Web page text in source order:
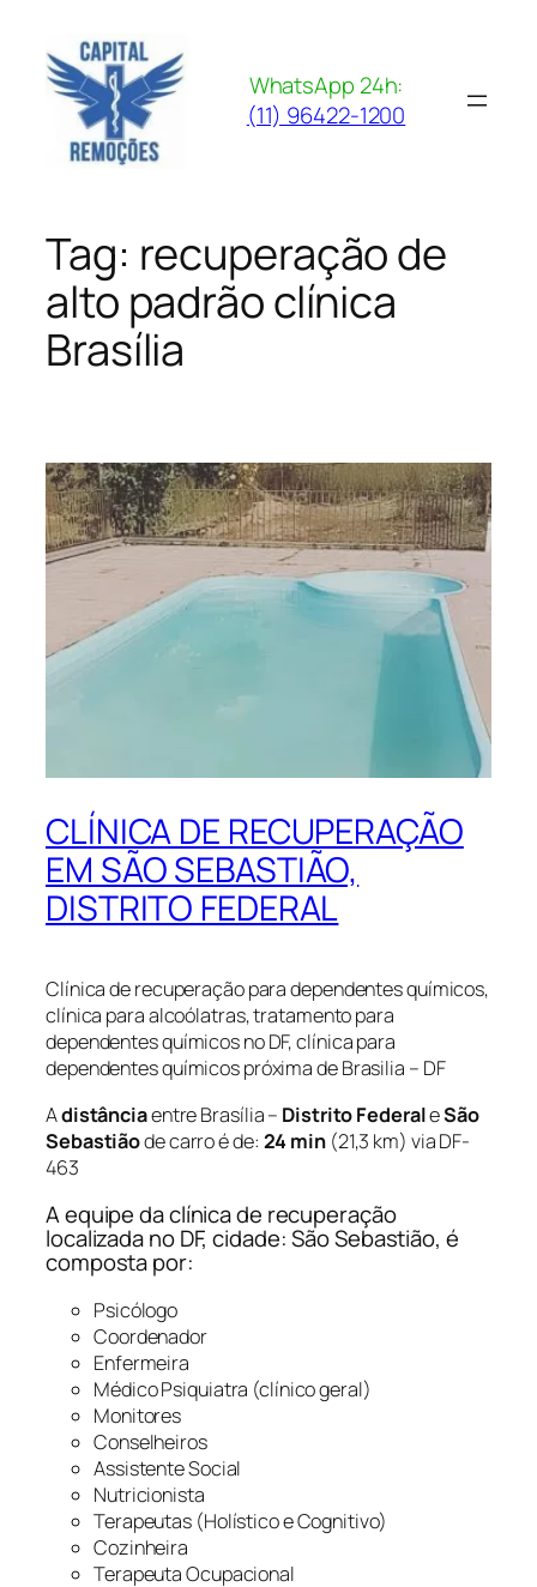
para
conteúdo
WhatsApp 24h:
(11) 96422-1200
Tag: recuperação de
alto padrão clínica
Brasília
CLÍNICA DE RECUPERAÇÃO
EM SÃO SEBASTIÃO,
DISTRITO FEDERAL
Clínica de recuperação para dependentes químicos,
clínica para alcoólatras, tratamento para
dependentes químicos no DF, clínica para
dependentes químicos próxima de Brasilia – DF
Adistânciaentre Brasília – Distrito FederaleSão
Sebastiãode carro é de: 24 min(21,3 km) via DF-
463
A equipe da clínica de recuperação
localizada no DF, cidade: São Sebastião, é
composta por:
Psicólogo
Coordenador
Enfermeira
Médico Psiquiatra (clínico geral)
Monitores
Conselheiros
Assistente Social
Nutricionista
Terapeutas (Holístico e Cognitivo)
Cozinheira
Terapeuta Ocupacional